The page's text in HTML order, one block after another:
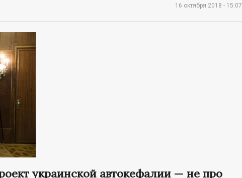
16 октября 2018 - 15:07
украинской автокефалии — не про